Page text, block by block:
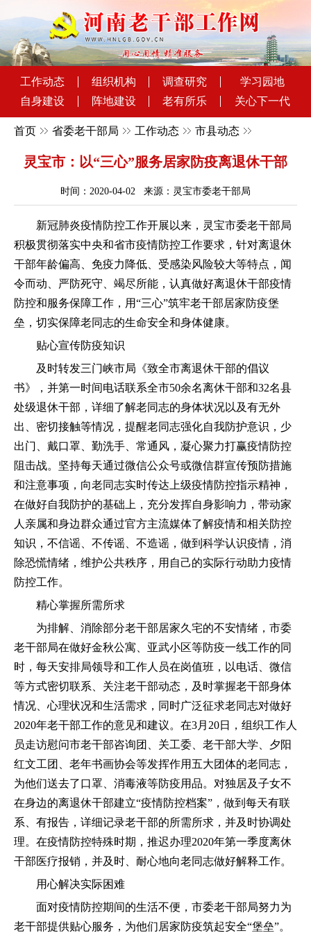
工作动态 组织机构 调查研究
学习园地
自身建设
阵地建设 老有所乐 关心下一代
首页 省委老干部局 工作动态 市县动态
灵宝市：以“三心”服务居家防疫离退休干部
时间：2020-04-02 来源：灵宝市委老干部局
新冠肺炎疫情防控工作开展以来，灵宝市委老干部局
积极贯彻落实中央和省市疫情防控工作要求，针对离退休
干部年龄偏高、免疫力降低、受感染风险较大等特点，闻
令而动、严防死守、竭尽所能，认真做好离退休干部疫情
防控和服务保障工作，用“三心”筑牢老干部居家防疫堡
垒，切实保障老同志的生命安全和身体健康。
贴心宣传防疫知识
及时转发三门峡市局《致全市离退休干部的倡议
书》，并第一时间电话联系全市50余名离休干部和32名县
处级退休干部，详细了解老同志的身体状况以及有无外
出、密切接触等情况，提醒老同志强化自我防护意识，少
出门、戴口罩、勤洗手、常通风，凝心聚力打赢疫情防控
阻击战。坚持每天通过微信公众号或微信群宣传预防措施
和注意事项，向老同志实时传达上级疫情防控指示精神，
在做好自我防护的基础上，充分发挥自身影响力，带动家
人亲属和身边群众通过官方主流媒体了解疫情和相关防控
知识，不信谣、不传谣、不造谣，做到科学认识疫情，消
除恐慌情绪，维护公共秩序，用自己的实际行动助力疫情
防控工作。
精心掌握所需所求
为排解、消除部分老干部居家久宅的不安情绪，市委
老干部局在做好金秋公寓、亚武小区等防疫一线工作的同
时，每天安排局领导和工作人员在岗值班，以电话、微信
等方式密切联系、关注老干部动态，及时掌握老干部身体
情况、心理状况和生活需求，同时广泛征求老同志对做好
2020年老干部工作的意见和建议。在3月20日，组织工作人
员走访慰问市老干部咨询团、关工委、老干部大学、夕阳
红文工团、老年书画协会等发挥作用五大团体的老同志，
为他们送去了口罩、消毒液等防疫用品。对独居及子女不
在身边的离退休干部建立“疫情防控档案”，做到每天有联
系、有报告，详细记录老干部的所需所求，并及时协调处
理。在疫情防控特殊时期，推迟办理2020年第一季度离休
干部医疗报销，并及时、耐心地向老同志做好解释工作。
用心解决实际困难
面对疫情防控期间的生活不便，市委老干部局努力为
老干部提供贴心服务，为他们居家防疫筑起安全“堡垒”。